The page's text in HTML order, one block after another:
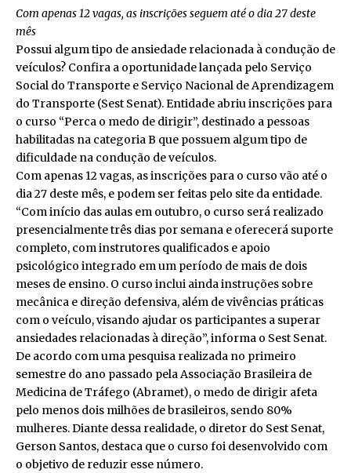
Com apenas 12 vagas, as inscrições seguem até o dia 27 deste
mês
Possui algum tipo de ansiedade relacionada à condução de
veículos? Confira a oportunidade lançada pelo Serviço
Social do Transporte e Serviço Nacional de Aprendizagem
do Transporte (Sest Senat). Entidade abriu inscrições para
o curso “Perca o medo de dirigir”, destinado a pessoas
habilitadas na categoria B que possuem algum tipo de
dificuldade na condução de veículos.
Com apenas 12 vagas, as inscrições para o curso vão até o
dia 27 deste mês, e podem ser feitas pelo site da entidade.
“Com início das aulas em outubro, o curso será realizado
presencialmente três dias por semana e oferecerá suporte
completo, com instrutores qualificados e apoio
psicológico integrado em um período de mais de dois
meses de ensino. O curso inclui ainda instruções sobre
mecânica e direção defensiva, além de vivências práticas
com o veículo, visando ajudar os participantes a superar
ansiedades relacionadas à direção”, informa o Sest Senat.
De acordo com uma pesquisa realizada no primeiro
semestre do ano passado pela Associação Brasileira de
Medicina de Tráfego (Abramet), o medo de dirigir afeta
pelo menos dois milhões de brasileiros, sendo 80%
mulheres. Diante dessa realidade, o diretor do Sest Senat,
Gerson Santos, destaca que o curso foi desenvolvido com
o objetivo de reduzir esse número.